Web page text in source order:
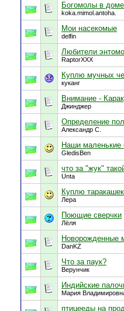
Богомолы в
koka.mimol.antoha.
Мои насекомые
delfin
Любители
RaptorXXX
Куплю мучных
куканг
Внимание -
Джинджер
Определение
Александр С.
Наши маленькие
GledisBen
что за "жук"
Unta
Куплю
Лера
Поющие сверчки
Лёля
Новорожденные
DanKZ
Что за паук?
Верунчик
Индийские
Мария
птицееды на